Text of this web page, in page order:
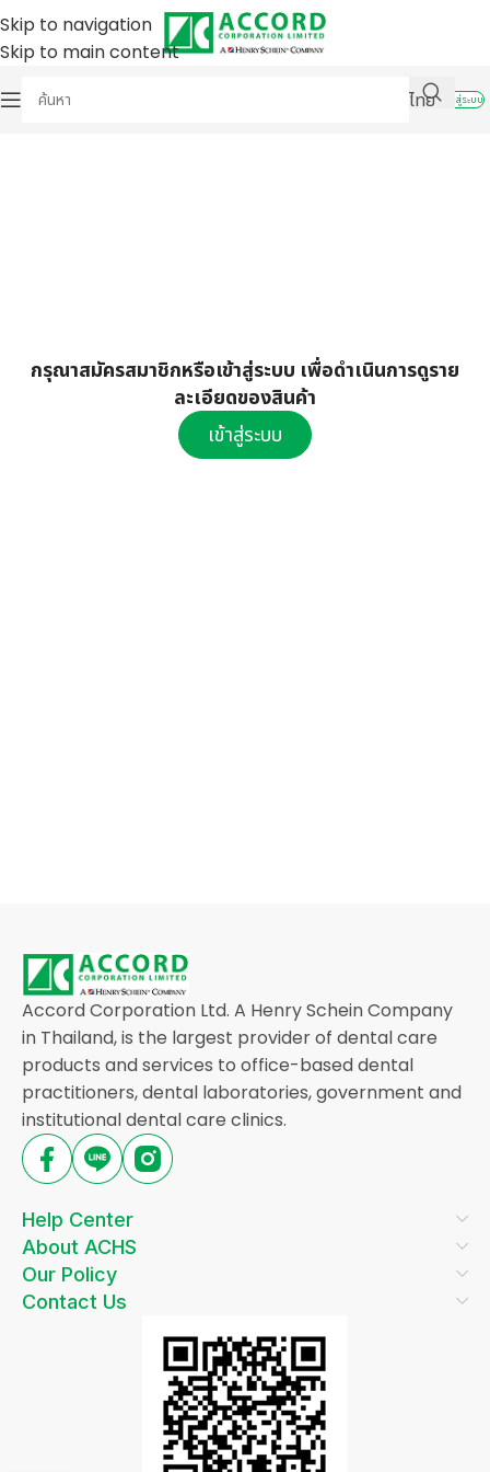
Skip to navigation
Skip to main content
ไทย
เข้าสู่ระบบ
กรุณาสมัครสมาชิกหรือเข้าสู่ระบบ เพื่อดำเนินการดูราย
ละเอียดของสินค้า
เข้าสู่ระบบ
Accord Corporation Ltd. A Henry Schein Company
in Thailand, is the largest provider of dental care
products and services to office-based dental
practitioners, dental laboratories, government and
institutional dental care clinics.
Help Center
About ACHS
Our Policy
Contact Us